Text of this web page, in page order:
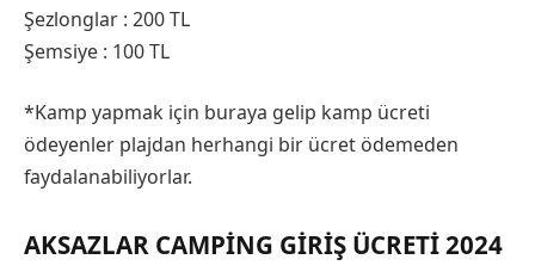
Şezlonglar : 200 TL
Şemsiye : 100 TL
*Kamp yapmak için buraya gelip kamp ücreti
ödeyenler plajdan herhangi bir ücret ödemeden
faydalanabiliyorlar.
AKSAZLAR CAMPING GIRIŞ ÜCRETI 2024